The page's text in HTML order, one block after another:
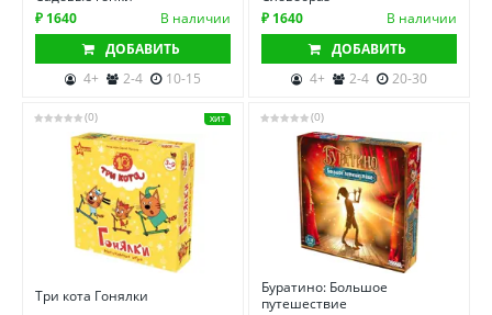
₽ 1640
В наличии
ДОБАВИТЬ
4+
2-4 10-15
₽ 1640
В наличии
ДОБАВИТЬ
4+
2-4 20-30
(0) ХИТ
Три кота Гонялки
(0)
Буратино: Большое
путешествие